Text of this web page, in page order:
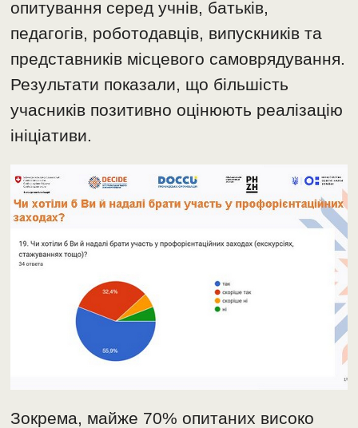
опитування серед учнів, батьків,
педагогів, роботодавців, випускників та
представників місцевого самоврядування.
Результати показали, що більшість
учасників позитивно оцінюють реалізацію
ініціативи.
Зокрема, майже 70% опитаних високо